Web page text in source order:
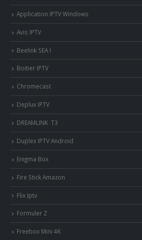
Application IPTV Windows
Avis IPTV
Beelink SEA I
Boitier IPTV
Chromecast
Deplux IPTV
DREAMLINK T3
Duplex IPTV Android
Enigma Box
Fire Stick Amazon
Flix Iptv
Formuler Z
Freebox Mini 4K